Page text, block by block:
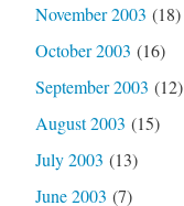
November 2003 (18)
October 2003 (16)
September 2003 (12)
August 2003 (15)
July 2003 (13)
June 2003 (7)